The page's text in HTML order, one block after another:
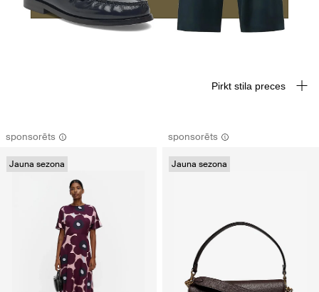
sponsorēts
Jauna sezona
sponsorēts
Jauna sezona
Pirkt stila preces